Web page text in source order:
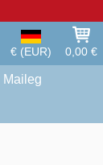
€ (EUR) 0,00 €
Maileg